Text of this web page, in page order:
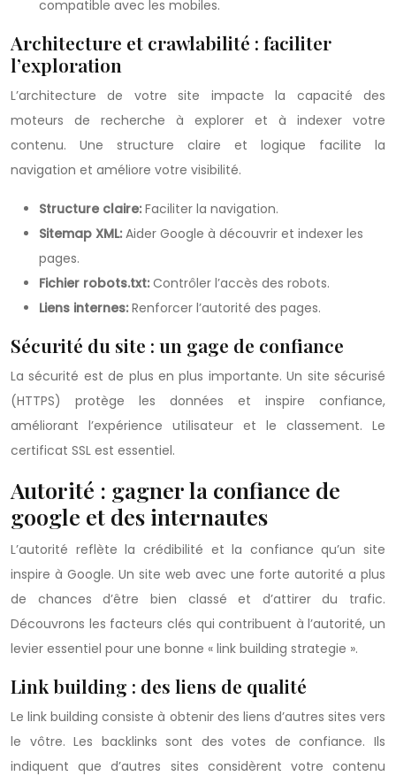
compatible avec les mobiles.
Architecture et crawlabilité : faciliter
l’exploration
L’architecture de votre site impacte la capacité des
moteurs de recherche à explorer et à indexer votre
contenu. Une structure claire et logique facilite la
navigation et améliore votre visibilité.
Structure claire: Faciliter la navigation.
Sitemap XML: Aider Google à découvrir et indexer les
pages.
Fichier robots.txt: Contrôler l’accès des robots.
Liens internes: Renforcer l’autorité des pages.
Sécurité du site : un gage de confiance
La sécurité est de plus en plus importante. Un site sécurisé
(HTTPS) protège les données et inspire confiance,
améliorant l’expérience utilisateur et le classement. Le
certificat SSL est essentiel.
Autorité : gagner la confiance de
google et des internautes
L’autorité reflète la crédibilité et la confiance qu’un site
inspire à Google. Un site web avec une forte autorité a plus
de chances d’être bien classé et d’attirer du trafic.
Découvrons les facteurs clés qui contribuent à l’autorité, un
levier essentiel pour une bonne « link building strategie ».
Link building : des liens de qualité
Le link building consiste à obtenir des liens d’autres sites vers
le vôtre. Les backlinks sont des votes de confiance. Ils
indiquent que d’autres sites considèrent votre contenu